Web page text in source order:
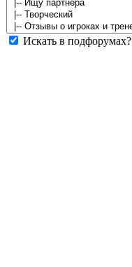
Искать в подфорумах?